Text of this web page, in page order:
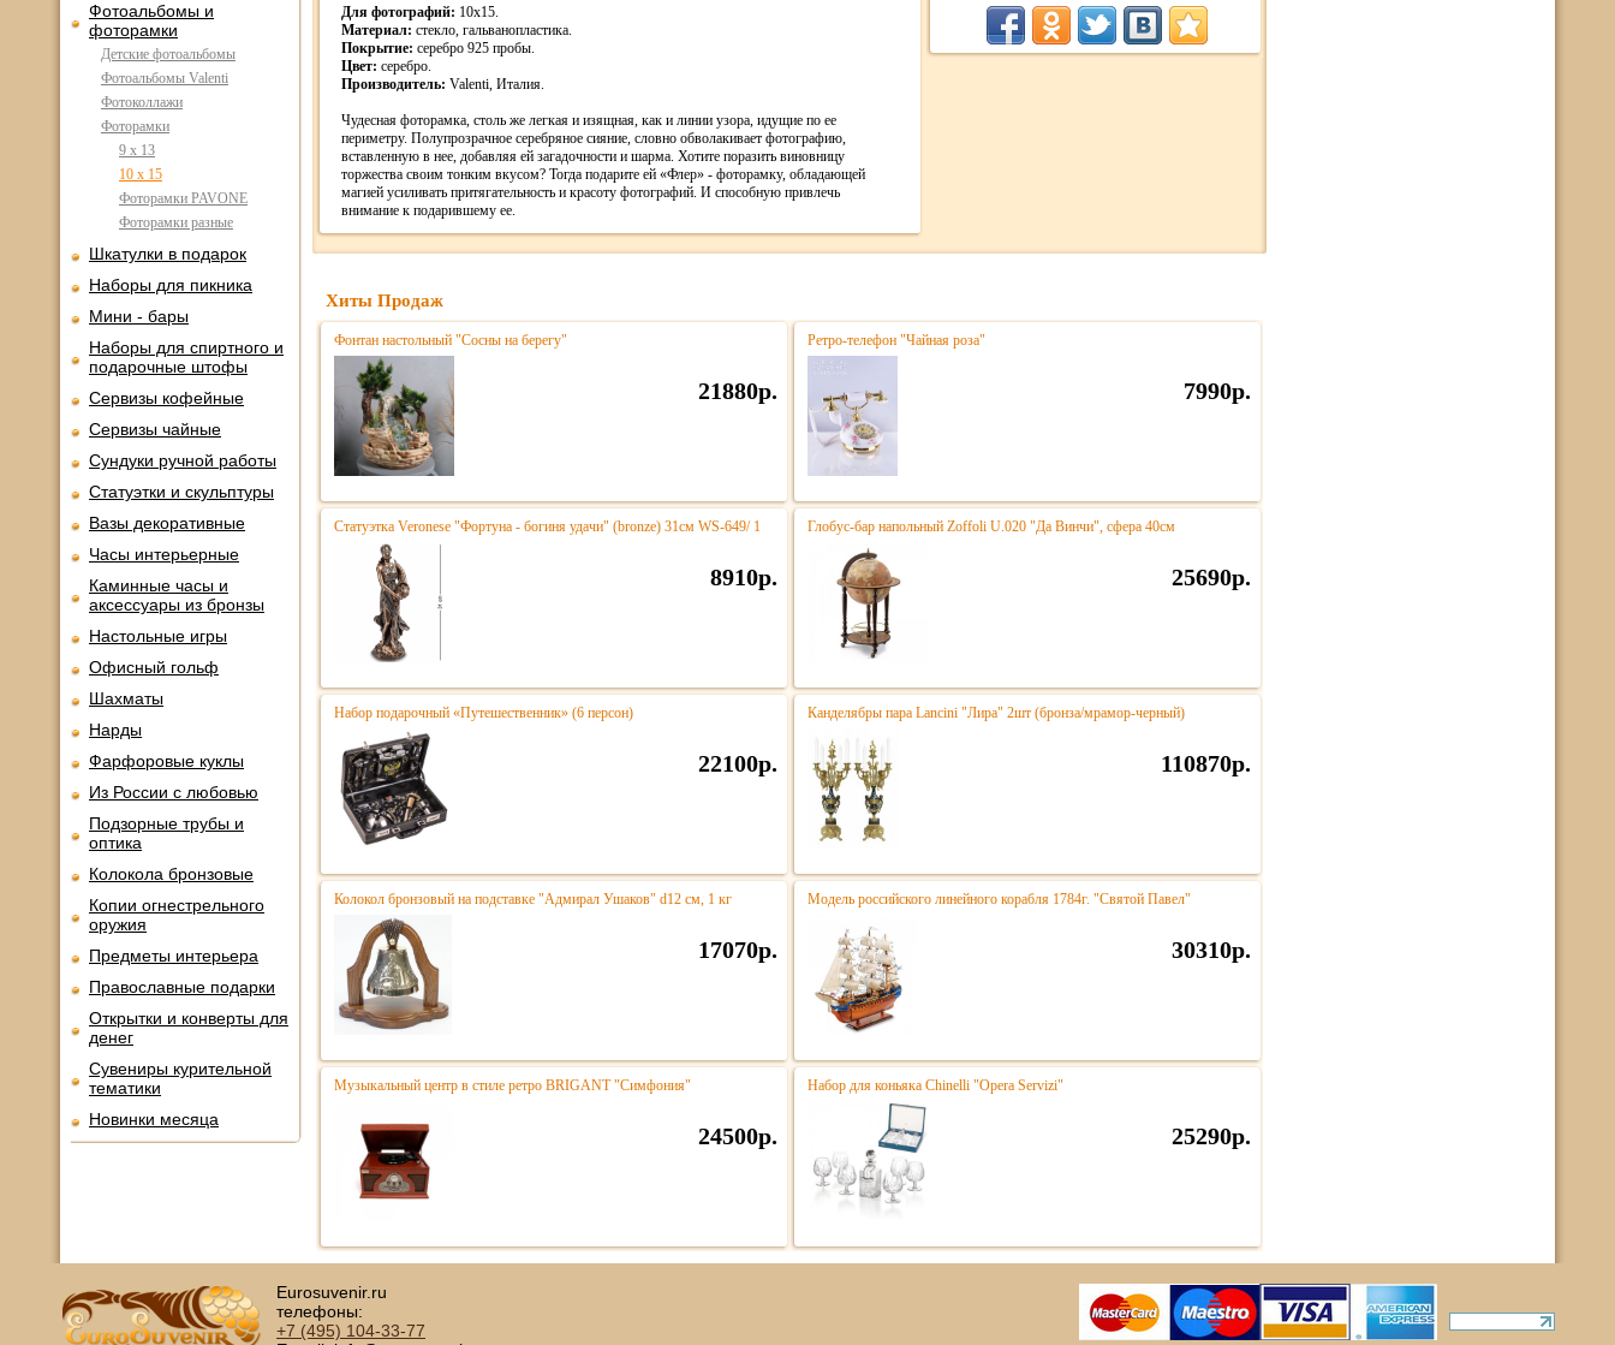
Фотоальбомы и
фоторамки
Детские фотоальбомы
Фотоальбомы Valenti
Фотоколлажи
Фоторамки
9 х 13
10 х 15
Фоторамки PAVONE
Фоторамки разные
Шкатулки в подарок
Наборы для пикника
Мини - бары
Наборы для спиртного и
подарочные штофы
Сервизы кофейные
Сервизы чайные
Сундуки ручной работы
Статуэтки и скульптуры
Вазы декоративные
Часы интерьерные
Каминные часы и
аксессуары из бронзы
Настольные игры
Офисный гольф
Шахматы
Нарды
Фарфоровые куклы
Из России с любовью
Подзорные трубы и
оптика
Колокола бронзовые
Копии огнестрельного
оружия
Предметы интерьера
Православные подарки
Открытки и конверты для
денег
Сувениры курительной
тематики
Новинки месяца
Для фотографий: 10х15.
Материал: стекло, гальванопластика.
Покрытие: серебро 925 пробы.
Цвет: серебро.
Производитель: Valenti, Италия.
Чудесная фоторамка, столь же легкая и изящная, как и линии узора, идущие по ее
периметру. Полупрозрачное серебряное сияние, словно обволакивает фотографию,
вставленную в нее, добавляя ей загадочности и шарма. Хотите поразить виновницу
торжества своим тонким вкусом? Тогда подарите ей «Флер» - фоторамку, обладающей
магией усиливать притягательность и красоту фотографий. И способную привлечь
внимание к подарившему ее.
Хиты Продаж
Фонтан настольный "Сосны на берегу"
21880р.
Ретро-телефон "Чайная роза"
7990р.
Статуэтка Veronese "Фортуна - богиня удачи" (bronze) 31см WS-649/ 1
8910р.
Глобус-бар напольный Zoffoli U.020 "Да Винчи", сфера 40см
25690р.
Набор подарочный «Путешественник» (6 персон)
22100р.
Канделябры пара Lancini "Лира" 2шт (бронза/мрамор-черный)
110870р.
Колокол бронзовый на подставке "Адмирал Ушаков" d12 см, 1 кг
17070р.
Модель российского линейного корабля 1784г. "Святой Павел"
30310р.
Музыкальный центр в стиле ретро BRIGANT "Симфония"
24500р.
Набор для коньяка Chinelli "Opera Servizi"
25290р.
Eurosuvenir.ru
телефоны:
+7 (495) 104-33-77